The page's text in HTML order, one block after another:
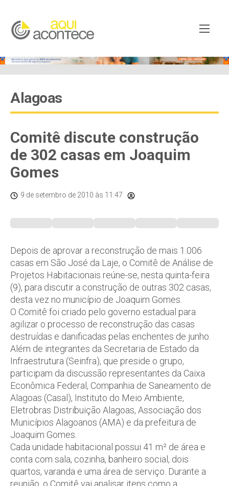
Alagoas
Comitê discute construção
de 302 casas em Joaquim
Gomes
9 de setembro de 2010 às 11:47
Depois de aprovar a reconstrução de mais 1.006
casas em São José da Laje, o Comitê de Análise de
Projetos Habitacionais reúne-se, nesta quinta-feira
(9), para discutir a construção de outras 302 casas,
desta vez no município de Joaquim Gomes.
O Comitê foi criado pelo governo estadual para
agilizar o processo de reconstrução das casas
destruídas e danificadas pelas enchentes de junho.
Além de integrantes da Secretaria de Estado da
Infraestrutura (Seinfra), que preside o grupo,
participam da discussão representantes da Caixa
Econômica Federal, Companhia de Saneamento de
Alagoas (Casal), Instituto do Meio Ambiente,
Eletrobras Distribuição Alagoas, Associação dos
Municípios Alagoanos (AMA) e da prefeitura de
Joaquim Gomes.
Cada unidade habitacional possui 41 m² de área e
conta com sala, cozinha, banheiro social, dois
quartos, varanda e uma área de serviço. Durante a
reunião, o Comitê vai analisar itens como a